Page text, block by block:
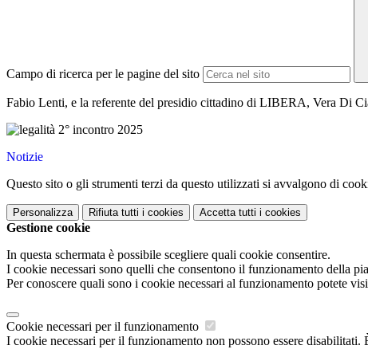
Campo di ricerca per le pagine del sito
Fabio Lenti, e la referente del presidio cittadino di LIBERA, Vera Di
Notizie
Questo sito o gli strumenti terzi da questo utilizzati si avvalgono di
Personalizza Rifiuta tutti i cookies Accetta tutti i cookies
Gestione cookie
In questa schermata è possibile scegliere quali cookie consentire.
I cookie necessari sono quelli che consentono il funzionamento della
Per conoscere quali sono i cookie necessari al funzionamento potete
Cookie necessari per il funzionamento
I cookie necessari per il funzionamento non possono essere